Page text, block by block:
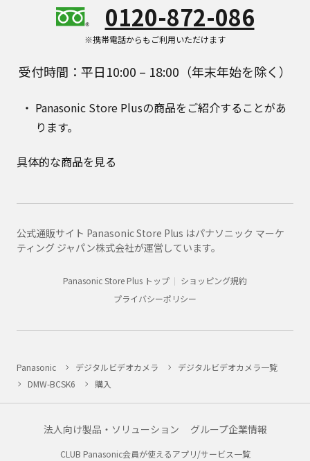
0120-872-086
※携帯電話からもご利用いただけます
受付時間：平日10:00 – 18:00（年末年始を除く）
Panasonic Store Plusの商品をご紹介することがあ
ります。
具体的な商品を見る
公式通販サイト Panasonic Store Plus はパナソニック マーケ
ティング ジャパン株式会社が運営しています。
Panasonic Store Plus トップ
ショッピング規約
プライバシーポリシー
Panasonic デジタルビデオカメラ
デジタルビデオカメラ一覧
DMW-BCSK6
購入
法人向け製品・ソリューション グループ企業情報
CLUB Panasonic会員が使えるアプリ/サービス一覧